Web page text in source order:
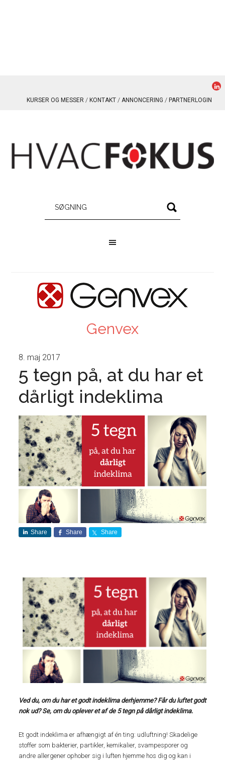
KURSER OG MESSER KONTAKT ANNONCERING PARTNERLOGIN
Genvex
8. maj 2017
5 tegn på, at du har et
dårligt indeklima
Share Share Share
Ved du, om du har et godt indeklima derhjemme? Får du luftet godt
nok ud? Se, om du oplever et af de 5 tegn på dårligt indeklima.
Et godt indeklima er afhængigt af én ting: udluftning! Skadelige
stoffer som bakterier, partikler, kemikalier, svampesporer og
andre allergener ophober sig i luften hjemme hos dig og kan i